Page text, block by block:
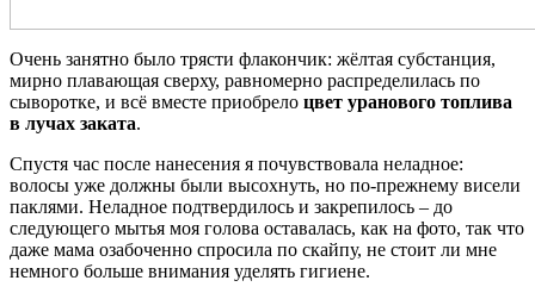
Очень занятно было трясти флакончик: жёлтая субстанция,
мирно плавающая сверху, равномерно распределилась по
сыворотке, и всё вместе приобрело цвет уранового топлива
в лучах заката.
Спустя час после нанесения я почувствовала неладное:
волосы уже должны были высохнуть, но по-прежнему висели
паклями. Неладное подтвердилось и закрепилось – до
следующего мытья моя голова оставалась, как на фото, так что
даже мама озабоченно спросила по скайпу, не стоит ли мне
немного больше внимания уделять гигиене.